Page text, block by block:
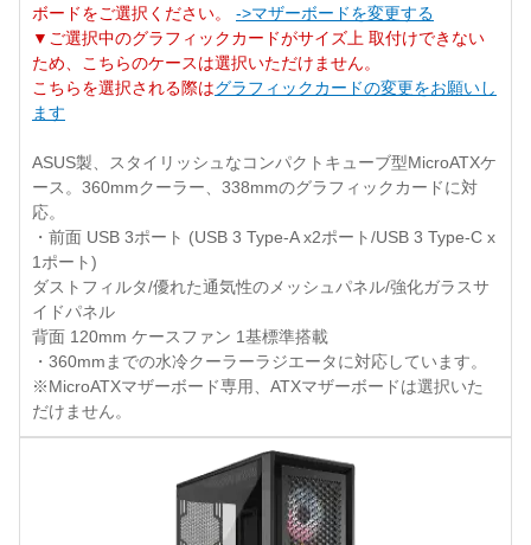
ボードをご選択ください。 ->マザーボードを変更する
▼ご選択中のグラフィックカードがサイズ上 取付けできない
ため、こちらのケースは選択いただけません。
こちらを選択される際はグラフィックカードの変更をお願いし
ます
ASUS製、スタイリッシュなコンパクトキューブ型MicroATXケ
ース。360mmクーラー、338mmのグラフィックカードに対
応。
・前面 USB 3ポート (USB 3 Type-A x2ポート/USB 3 Type-C x
1ポート)
ダストフィルタ/優れた通気性のメッシュパネル/強化ガラスサ
イドパネル
背面 120mm ケースファン 1基標準搭載
・360mmまでの水冷クーラーラジエータに対応しています。
※MicroATXマザーボード専用、ATXマザーボードは選択いた
だけません。